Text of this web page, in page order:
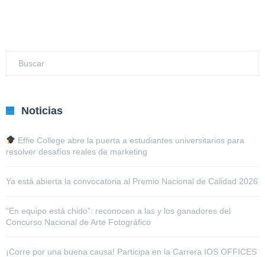
Noticias
Effie College abre la puerta a estudiantes universitarios para
resolver desafíos reales de marketing
Ya está abierta la convocatoria al Premio Nacional de Calidad 2026
“En equipo está chido”: reconocen a las y los ganadores del
Concurso Nacional de Arte Fotográfico
¡Corre por una buena causa! Participa en la Carrera IOS OFFICES